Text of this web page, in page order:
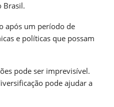
Brasil.
após um período de
e políticas que possam
pode ser imprevisível.
pode ajudar a